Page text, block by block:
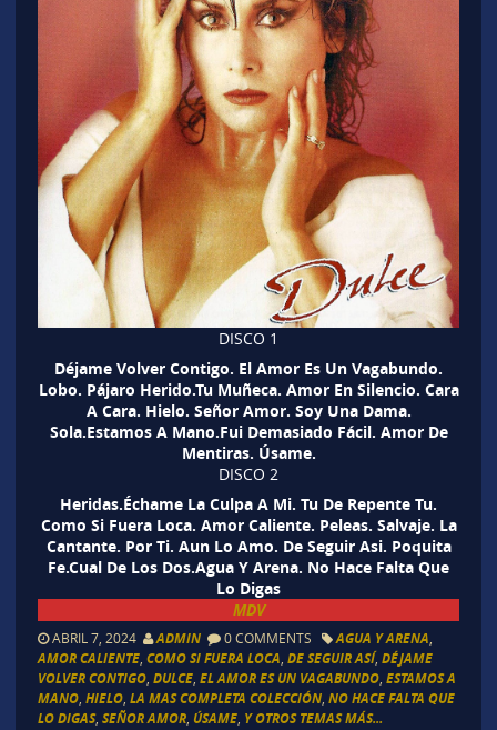
DISCO 1
Déjame Volver Contigo. El Amor Es Un Vagabundo.
Lobo. Pájaro Herido.Tu Muñeca. Amor En Silencio. Cara
A Cara. Hielo. Señor Amor. Soy Una Dama.
Sola.Estamos A Mano.Fui Demasiado Fácil. Amor De
Mentiras. Úsame.
DISCO 2
Heridas.Échame La Culpa A Mi. Tu De Repente Tu.
Como Si Fuera Loca. Amor Caliente. Peleas. Salvaje. La
Cantante. Por Ti. Aun Lo Amo. De Seguir Asi. Poquita
Fe.Cual De Los Dos.Agua Y Arena. No Hace Falta Que
Lo Digas
MDV
ABRIL 7, 2024 ADMIN 0 COMMENTS AGUA Y ARENA,
AMOR CALIENTE, COMO SI FUERA LOCA, DE SEGUIR ASÍ, DÉJAME
VOLVER CONTIGO, DULCE, EL AMOR ES UN VAGABUNDO, ESTAMOS A
MANO, HIELO, LA MAS COMPLETA COLECCIÓN, NO HACE FALTA QUE
LO DIGAS, SEÑOR AMOR, ÚSAME, Y OTROS TEMAS MÁS...